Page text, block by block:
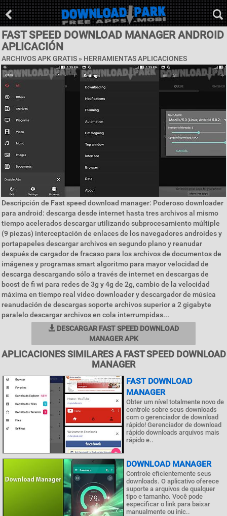
FAST SPEED DOWNLOAD MANAGER ANDROID
APLICACIÓN
ARCHIVOS APK GRATIS » HERRAMIENTAS APLICACIONES
Descripción de Fast speed download manager: Poderoso downloader
para android: descarga desde internet hasta tres archivos al mismo
tiempo acelerados descargar utilizando subprocesamiento múltiple
(9 piezas) interceptación de enlaces de los navegadores androides y
portapapeles descargar archivos en segundo plano y reanudar
después de cargador de fracaso para los archivos de documentos de
imágenes y programas smart algoritmo para mayor velocidad de
descarga descargando sólo a través de internet en descargas de
boost de fi wi para redes de 3g y 4g de 2g, cambio de la velocidad
máxima en tiempo real video downloader y descargador de música
reanudación de descargas soporte archivos superior a 2 gigabyte
paralelo descargar archivos en cola interrumpidas...
DESCARGAR FAST SPEED DOWNLOAD
MANAGER APK
APLICACIONES SIMILARES A FAST SPEED DOWNLOAD
MANAGER
FAST DOWNLOAD
MANAGER
Obter um nível totalmente novo de
controle sobre seus downloads
com o gerenciador de download
rápido! Gerenciador de download
rápido downloads arquivos mais
rápido e..
DOWNLOAD MANAGER
Controle eficientemente seus
downloads. O aplicativo oferece
suporte a arquivos de qualquer
tipo e tamanho. Você pode
especificar o link para baixar
manualmente ou inic..